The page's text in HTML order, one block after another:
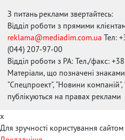
З питань реклами звертайтесь:
Відділ роботи з прямими
reklama@mediadim.com.ua Тел:
(044) 207-97-00
Відділ роботи з РА: Тел./факс:
Матеріали, що позначені знаками
"Спецпроект", "Новини компаній",
публікуються на правах реклами
x
Для зручності користування